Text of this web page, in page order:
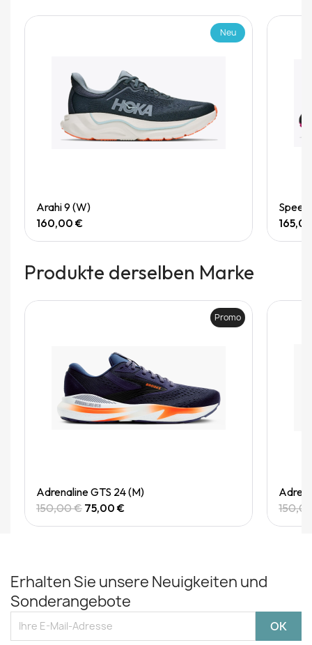
Neu
Arahi 9 (W)
160,00 €
Produkte derselben Marke
Quick View
Promo
Adrenaline GTS 24 (M)
150,00 € 75,00 €
Erhalten Sie unsere Neuigkeiten und
Sonderangebote